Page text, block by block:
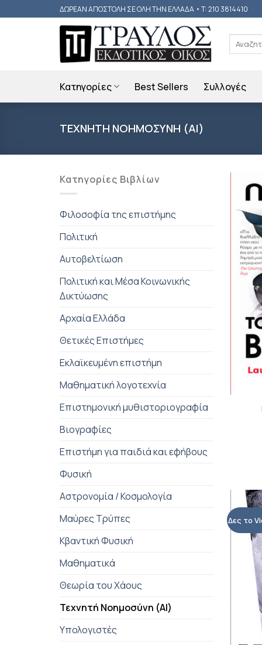
to
ΔΩΡΕΑΝ ΑΠΟΣΤΟΛΗ ΣΕ ΟΛΗ ΤΗΝ ΕΛΛΑΔΑ • T: 210 3814410
για:
Κατηγορίες Best Sellers Συλλογές
ΤΕΧΝΗΤΗ ΝΟΗΜΟΣΥΝΗ (AI)
Κατηγορίες Βιβλίων
Φιλοσοφία της επιστήμης
Πολιτική
Αυτοβελτίωση
Πολιτική και Μέσα Κοινωνικής
Δικτύωσης
Αρχαία Ελλάδα
Θετικές Επιστήμες
Εκλαϊκευμένη επιστήμη
Μαθηματική λογοτεχνία
Επιστημονική μυθιστοριογραφία
Βιογραφίες
Επιστήμη για παιδιά και εφήβους
Φυσική
Αστρονομία / Κοσμολογία
Μαύρες Τρύπες
Κβαντική Φυσική
Μαθηματικά
Θεωρία του Χάους
Τεχνητή Νοημοσύνη (AI)
Υπολογιστές
Δες το